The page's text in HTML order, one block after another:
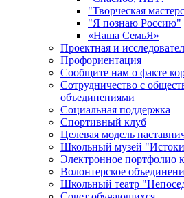
"Творческая
"Я познаю Россию"
«Наша СемьЯ»
Проектная и
Профориентация
Сообщите нам о факте
Сотрудничество с
объединениями
Социальная поддержка
Спортивный клуб
Целевая модель
Школьный музей
Электронное портфолио
Волонтерское
Школьный театр